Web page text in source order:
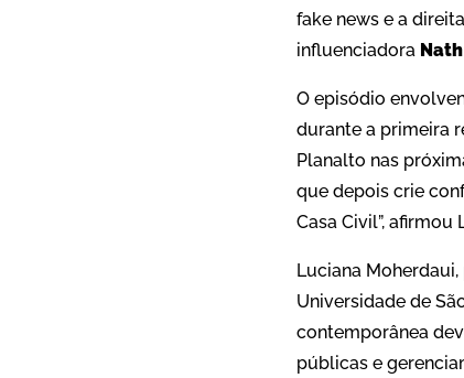
fake news e a
influenciadora
O episódio
durante a primeira
Planalto nas
que depois crie
Casa Civil”, afirmou
Luciana
Universidade de
contemporânea
públicas e